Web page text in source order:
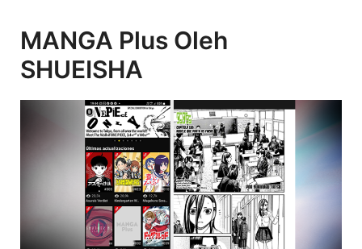
MANGA Plus Oleh
SHUEISHA